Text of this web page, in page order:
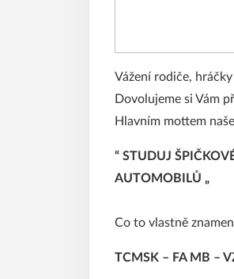
Vážení rodiče,
Dovolujeme si Vám
Hlavním mottem
“ STUDUJ
AUTOMOBILŮ „
Co to vlastně
TCMSK – FA MB –